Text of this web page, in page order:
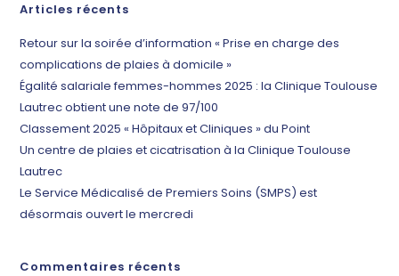
Articles récents
Retour sur la soirée d’information « Prise en charge des
complications de plaies à domicile »
Égalité salariale femmes-hommes 2025 : la Clinique Toulouse
Lautrec obtient une note de 97/100
Classement 2025 « Hôpitaux et Cliniques » du Point
Un centre de plaies et cicatrisation à la Clinique Toulouse
Lautrec
Le Service Médicalisé de Premiers Soins (SMPS) est
désormais ouvert le mercredi
Commentaires récents